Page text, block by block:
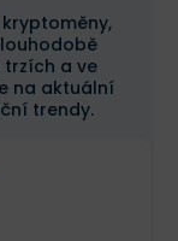
a ve
na aktuální
trendy.